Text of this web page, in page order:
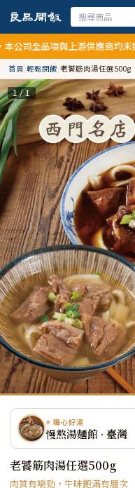
項與上游供應商均未採用問題
首頁/輕鬆開飯/老饕筋肉湯任選500g
1 / 1
⭐ 暖心好湯
慢熬湯麵館 · 臺灣
老饕筋肉湯任選500g
肉質有嚼勁，牛味飽滿有層次